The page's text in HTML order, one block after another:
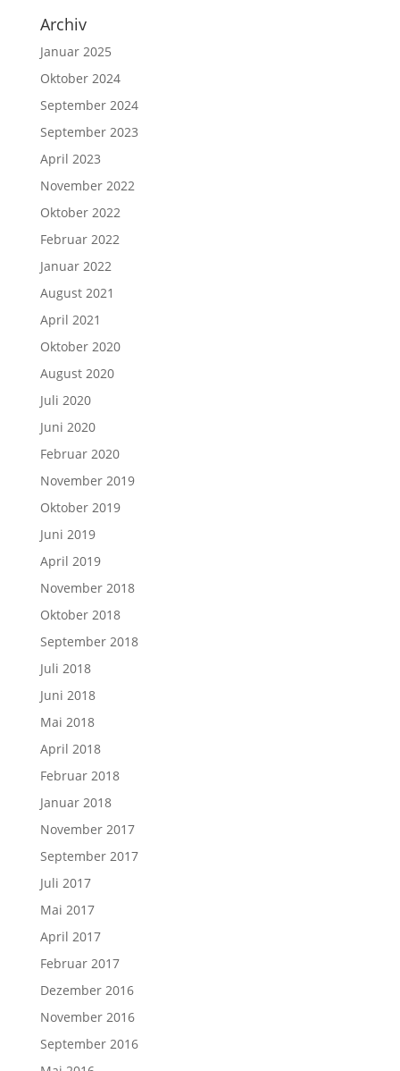
Archiv
Januar 2025
Oktober 2024
September 2024
September 2023
April 2023
November 2022
Oktober 2022
Februar 2022
Januar 2022
August 2021
April 2021
Oktober 2020
August 2020
Juli 2020
Juni 2020
Februar 2020
November 2019
Oktober 2019
Juni 2019
April 2019
November 2018
Oktober 2018
September 2018
Juli 2018
Juni 2018
Mai 2018
April 2018
Februar 2018
Januar 2018
November 2017
September 2017
Juli 2017
Mai 2017
April 2017
Februar 2017
Dezember 2016
November 2016
September 2016